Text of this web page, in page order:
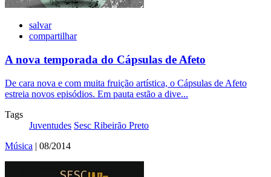
salvar
compartilhar
A nova temporada do Cápsulas de Afeto
De cara nova e com muita fruição artística, o Cápsulas de Afeto
estreia novos episódios. Em pauta estão a dive...
Tags
Juventudes Sesc Ribeirão Preto
Música | 08/2014